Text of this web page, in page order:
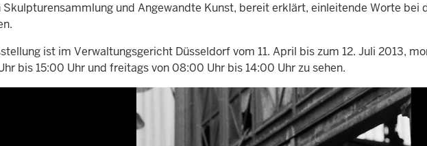
Skulpturensammlung und Angewandte Kunst, bereit erklärt, einleitende Worte bei
ist im Verwaltungsgericht Düsseldorf vom 11. April bis zum 12. Juli 2013,
bis 15:00 Uhr und freitags von 08:00 Uhr bis 14:00 Uhr zu sehen.